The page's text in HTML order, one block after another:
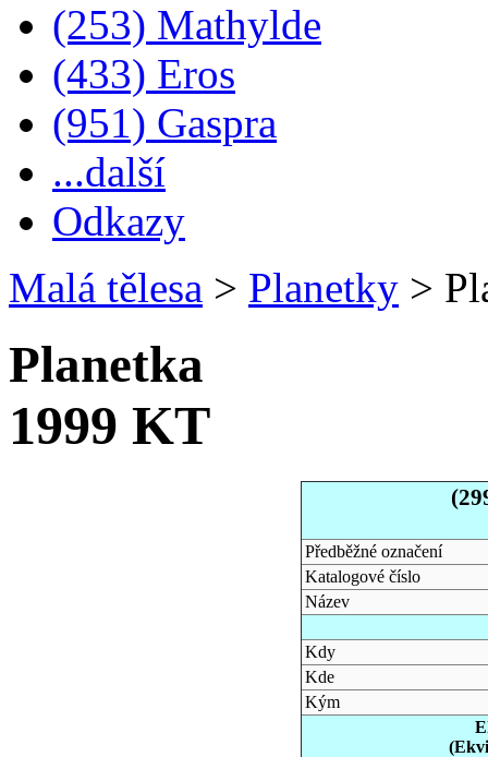
(253) Mathylde
(433) Eros
(951) Gaspra
...další
Odkazy
Malá tělesa > Planetky >
Planetka
1999 KT
Předběžné označení
Katalogové číslo
Název
Kdy
Kde
Kým